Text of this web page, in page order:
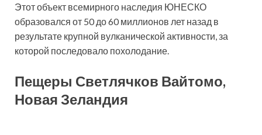
Этот объект всемирного наследия ЮНЕСКО
образовался от 50 до 60 миллионов лет назад в
результате крупной вулканической активности, за
которой последовало похолодание.
Пещеры Светлячков Вайтомо,
Новая Зеландия